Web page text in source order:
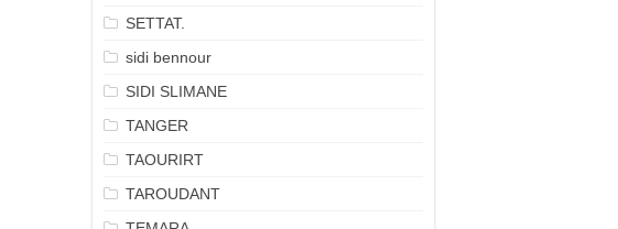
SETTAT.
sidi bennour
SIDI SLIMANE
TANGER
TAOURIRT
TAROUDANT